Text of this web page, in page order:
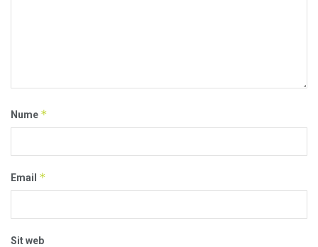
Nume *
Email *
Sit web